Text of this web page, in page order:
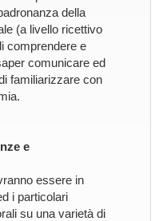
della
(a livello ricettivo
comprendere e
comunicare ed
familiarizzare con
e
essere in
i particolari
su una varietà di